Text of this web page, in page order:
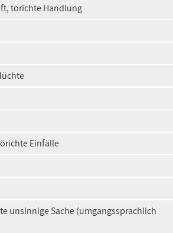
törichte Handlung
Einfälle
unsinnige Sache (umgangssprachlich